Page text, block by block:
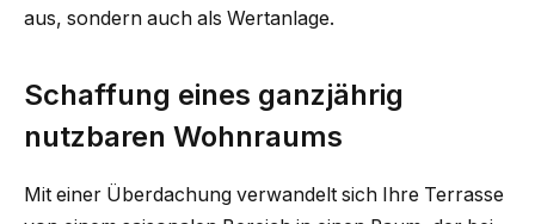
aus, sondern auch als Wertanlage.
Schaffung eines ganzjährig
nutzbaren Wohnraums
Mit einer Überdachung verwandelt sich Ihre Terrasse